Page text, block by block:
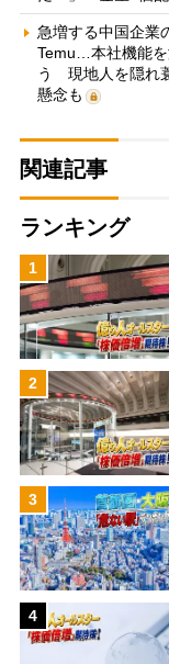
急増する中国企業
Temu…本社機能を
う 現地人を隠れ
懸念も
関連記事
ランキング
1
2
3
4